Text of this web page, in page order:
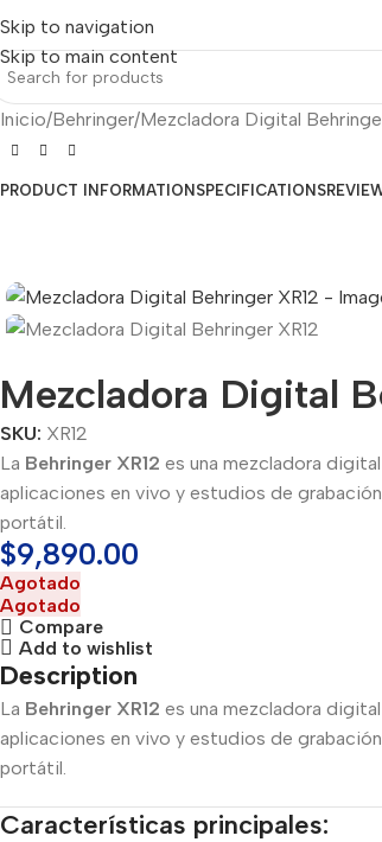
Skip to navigation
Skip to main content
Inicio Behringer Mezcladora Digital
PRODUCT INFORMATIONSPECIFICATIONS
Mezcladora Digital
SKU: XR12
La Behringer XR12 es una mezcladora
aplicaciones en vivo y estudios de
portátil.
$9,890.00
Agotado
Agotado
Compare
Add to wishlist
Description
La Behringer XR12 es una mezcladora
aplicaciones en vivo y estudios de
portátil.
Características principales: